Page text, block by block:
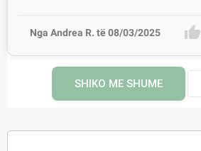
Nga Andrea R. të 08/03/2025 
SHIKO ME SHUME